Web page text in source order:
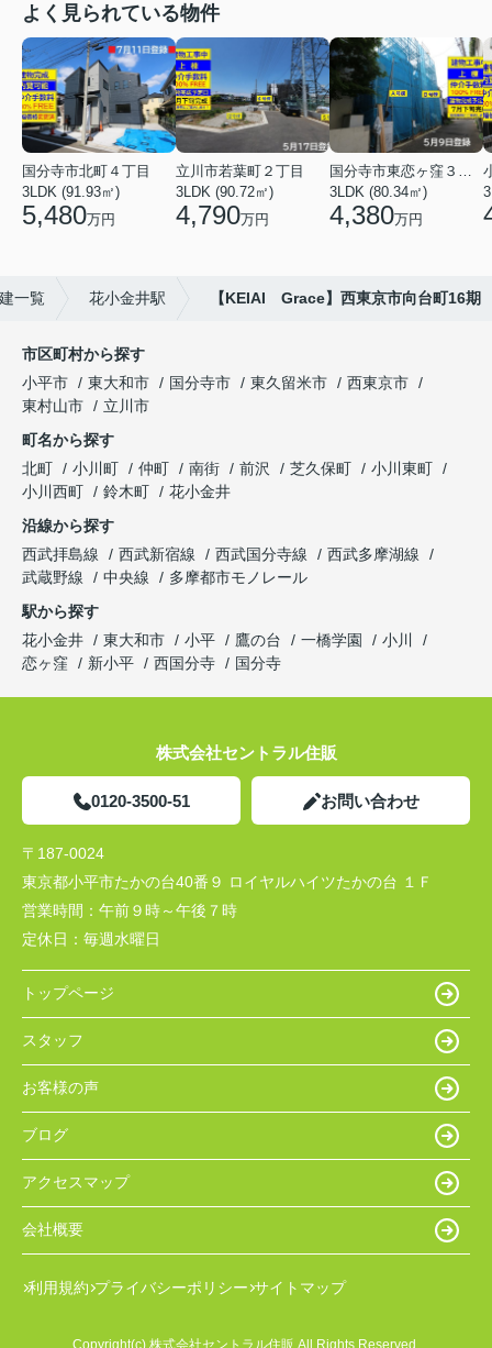
よく見られている物件
国分寺市北町４丁目
3LDK (91.93㎡)
5,480万円
立川市若葉町２丁目
3LDK (90.72㎡)
4,790万円
3LDK (80.34㎡)
4,380万円
一覧 花小金井駅 【KEIAI Grace】西東京市向台町16期
市区町村から探す
小平市
東大和市 国分寺市 東久留米市
西東京市
東村山市
立川市
町名から探す
北町
小川町 仲町 南街 前沢 芝久保町
小川東町
小川西町
鈴木町
花小金井
沿線から探す
西武拝島線
西武新宿線 西武国分寺線
西武多摩湖線
武蔵野線
中央線
多摩都市モノレール
駅から探す
花小金井
東大和市 小平 鷹の台 一橋学園
小川
恋ヶ窪
新小平 西国分寺 国分寺
株式会社セントラル住販
0120-3500-51 お問い合わせ
〒187-0024
東京都小平市たかの台40番９ ロイヤルハイツたかの台 １Ｆ
営業時間： 午前９時～午後７時
定休日： 毎週水曜日
トップページ
スタッフ
お客様の声
ブログ
アクセスマップ
会社概要
利用規約 プライバシーポリシー サイトマップ
Copyright(c) 株式会社セントラル住販 All Rights Reserved.